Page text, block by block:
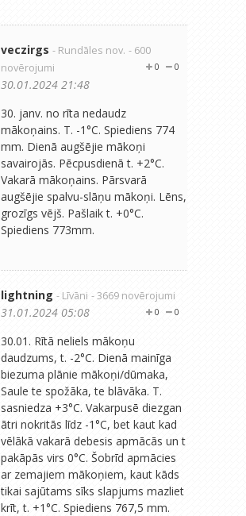
veczirgs - Rundāles nov. - 600
novērojumi
0
0
30.01.2024 21:48
30. janv. no rīta nedaudz
mākoņains. T. -1°C. Spiediens 774
mm. Dienā augšējie mākoņi
savairojās. Pēcpusdienā t. +2°C.
Vakarā mākoņains. Pārsvarā
augšējie spalvu-slāņu mākoņi. Lēns,
grozīgs vējš. Pašlaik t. +0°C.
Spiediens 773mm.
lightning - Līvāni - 3669 novērojumi
0
0
31.01.2024 05:08
30.01. Rītā neliels mākoņu
daudzums, t. -2°C. Dienā mainīga
biezuma plānie mākoņi/dūmaka,
Saule te spožāka, te blāvāka. T.
sasniedza +3°C. Vakarpusē diezgan
ātri nokritās līdz -1°C, bet kaut kad
vēlākā vakarā debesis apmācās un t
pakāpās virs 0°C. Šobrīd apmācies
ar zemajiem mākoņiem, kaut kāds
tikai sajūtams sīks slapjums mazliet
krīt, t. +1°C. Spiediens 767,5 mm.